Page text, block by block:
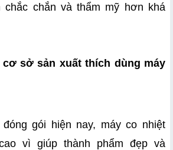
chắc chắn và thẩm mỹ hơn khá
cơ sở sản xuất thích dùng máy
gói hiện nay, máy co nhiệt
vì giúp thành phẩm đẹp và